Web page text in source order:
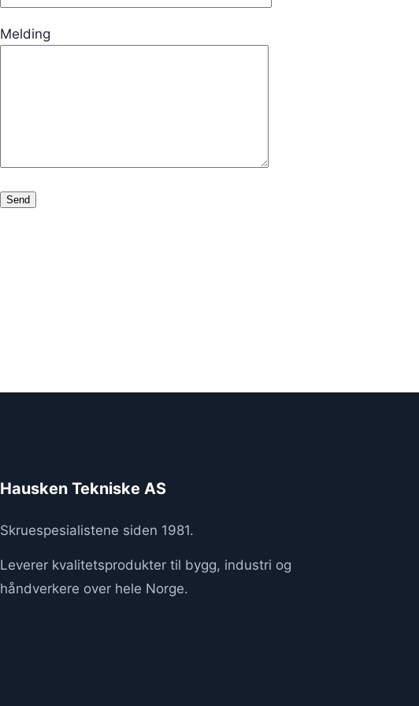
Melding
Hausken Tekniske AS
Skruespesialistene siden 1981.
Leverer kvalitetsprodukter til bygg, industri og
håndverkere over hele Norge.